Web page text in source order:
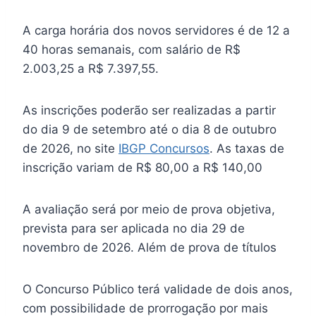
A carga horária dos novos servidores é de 12 a
40 horas semanais, com salário de R$
2.003,25 a R$ 7.397,55.
As inscrições poderão ser realizadas a partir
do dia 9 de setembro até o dia 8 de outubro
de 2026, no site IBGP Concursos. As taxas de
inscrição variam de R$ 80,00 a R$ 140,00
A avaliação será por meio de prova objetiva,
prevista para ser aplicada no dia 29 de
novembro de 2026. Além de prova de títulos
O Concurso Público terá validade de dois anos,
com possibilidade de prorrogação por mais